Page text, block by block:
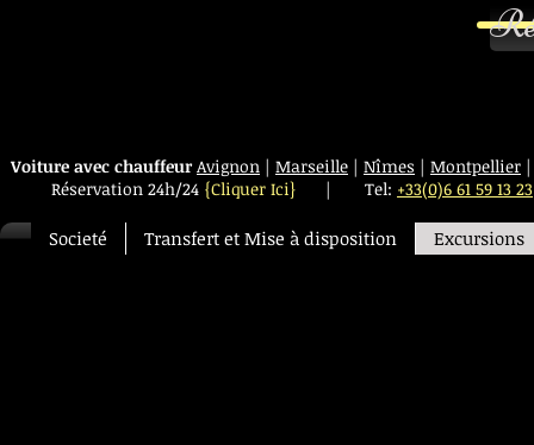
Voiture avec chauffeur Avignon | Marseille | Nîmes | Montpellier
Réservation 24h/24 {Cliquer Ici} | Tel: +33(0)6 61 59 13 23
Societé Transfert et Mise à disposition Excursions